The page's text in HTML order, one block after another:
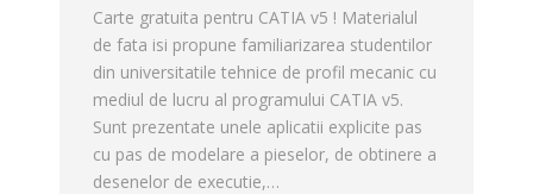
Carte gratuita pentru CATIA v5 ! Materialul
de fata isi propune familiarizarea studentilor
din universitatile tehnice de profil mecanic cu
mediul de lucru al programului CATIA v5.
Sunt prezentate unele aplicatii explicite pas
cu pas de modelare a pieselor, de obtinere a
desenelor de executie,…